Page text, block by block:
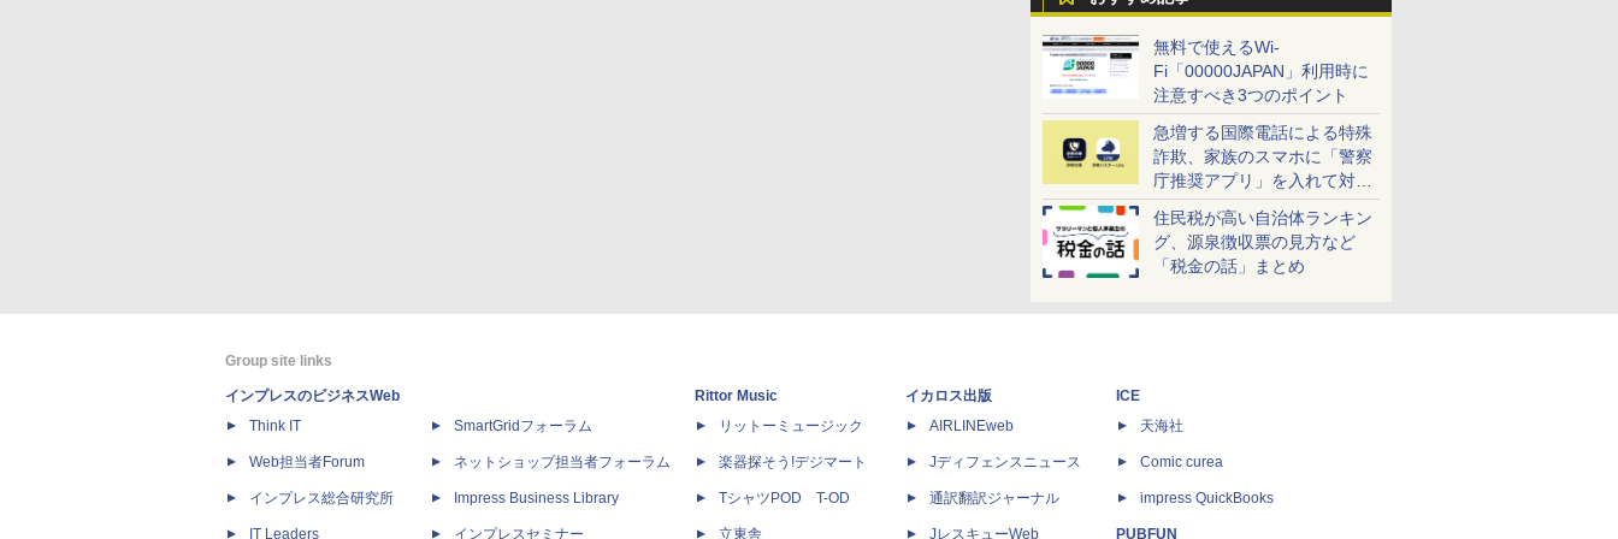
無料で使えるWi-
Fi「00000JAPAN」利用時に
注意すべき3つのポイント
急増する国際電話による特殊
詐欺、家族のスマホに「警察
庁推奨アプリ」を入れて対策
しよう！
住民税が高い自治体ランキン
グ、源泉徴収票の見方など
「税金の話」まとめ
Group site links
インプレスのビジネスWeb
Think IT
Web担当者Forum
インプレス総合研究所
IT Leaders
SmartGridフォーラム
ネットショップ担当者フォーラム
Impress Business Library
インプレスセミナー
Rittor Music
リットーミュージック
楽器探そう!デジマート
TシャツPOD T-OD
立東舎
イカロス出版
AIRLINEweb
Jディフェンスニュース
通訳翻訳ジャーナル
JレスキューWeb
ICE
天海社
Comic curea
impress QuickBooks
PUBFUN